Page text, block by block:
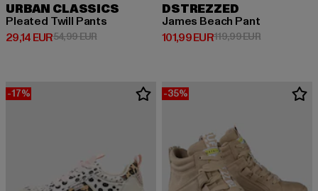
URBAN CLASSICS
Pleated Twill Pants
29,14 EUR
Derzeitiger Preis: 29,14 EUR
54,99 EURAktionspreis: 54,99 EUR
DSTREZZED
James Beach Pant
101,99 EUR
Derzeitiger Preis: 101,99 EUR
119,99 EURAktionspreis:
-17% -35%